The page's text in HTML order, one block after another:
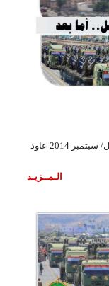
«لا» 21 السياسي - في الحادي والعشرين من أيلول/ سبتمبر 2014 عاود
الـمــزيـد